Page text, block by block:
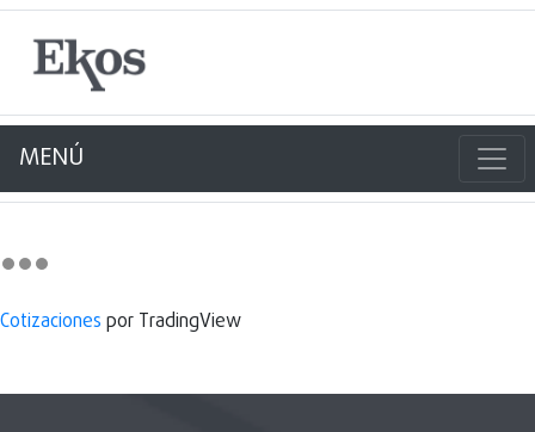
MENÚ
Cotizaciones por TradingView